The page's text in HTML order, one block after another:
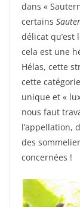
dans «
certains
délicat
cela est une
Hélas, cette
cette
unique et «
nous faut
l’appellation,
des
concernées !